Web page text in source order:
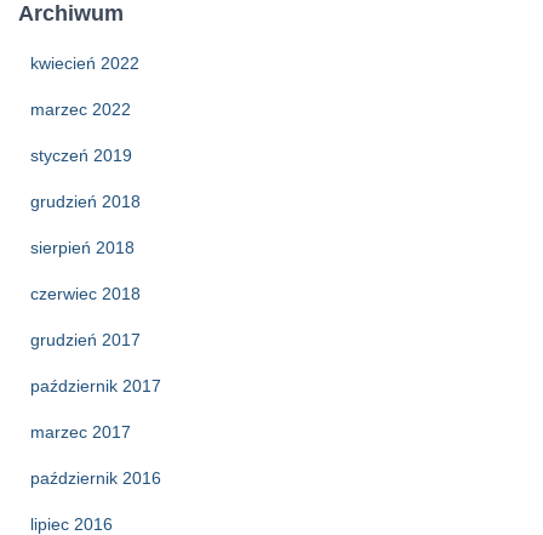
Archiwum
kwiecień 2022
marzec 2022
styczeń 2019
grudzień 2018
sierpień 2018
czerwiec 2018
grudzień 2017
październik 2017
marzec 2017
październik 2016
lipiec 2016